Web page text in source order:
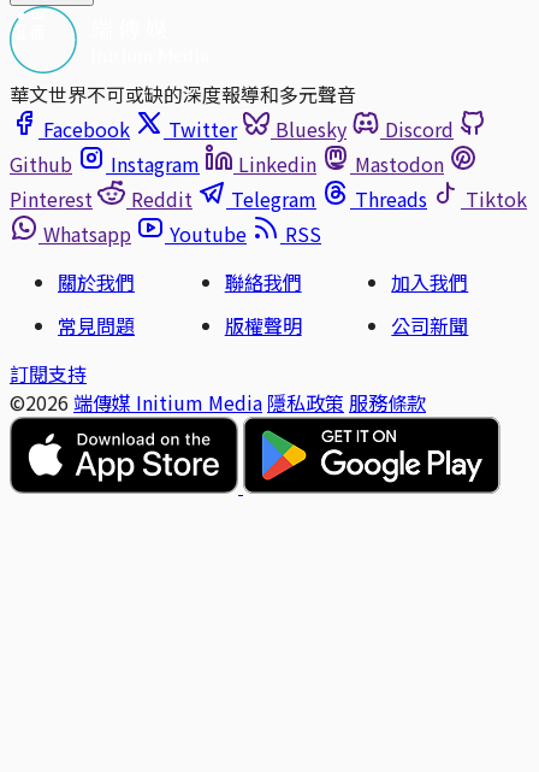
華文世界不可或缺的深度報導和多元聲音
Facebook
Twitter Bluesky
Discord
Github
Instagram Linkedin
Mastodon
Pinterest
Reddit Telegram Threads
Tiktok
Whatsapp
Youtube
RSS
關於我們
聯絡我們
加入我們
常見問題
版權聲明
公司新聞
訂閱支持
©2026 端傳媒 Initium Media 隱私政策 服務條款